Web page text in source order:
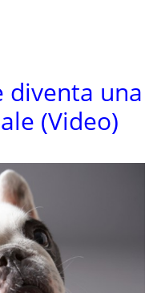
diventa una
(Video)